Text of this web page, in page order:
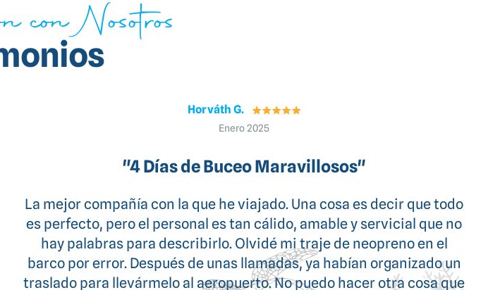
Nosotros
Gilles M.
Marzo 2025
"Mi Primer Crucero de Buceo"
Acabo de hacer mi primer crucero de buceo, y sinceramente, fue
como un sueño hecho realidad. Han sido perfectos. El barco es
increíble, la organización impecable, la comida divina y toda la
tripulación, siempre atenta y cuidándonos, simplemente
sensacional.